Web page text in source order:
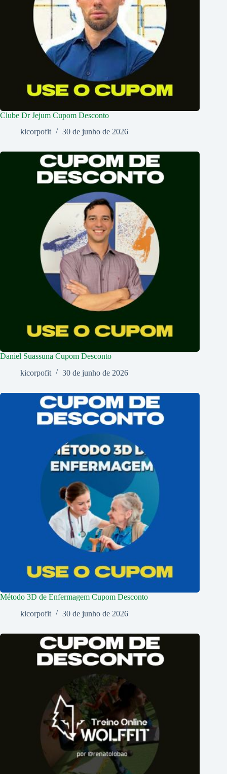
Clube Dr Jejum Cupom Desconto
kicorpofit
30 de junho de 2026
Daniel Suassuna Cupom Desconto
kicorpofit
30 de junho de 2026
Método 3D de Enfermagem Cupom Desconto
kicorpofit
30 de junho de 2026